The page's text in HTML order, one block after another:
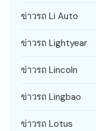
ข่าวรถ Li Auto
ข่าวรถ Lightyear
ข่าวรถ Lincoln
ข่าวรถ Lingbao
ข่าวรถ Lotus